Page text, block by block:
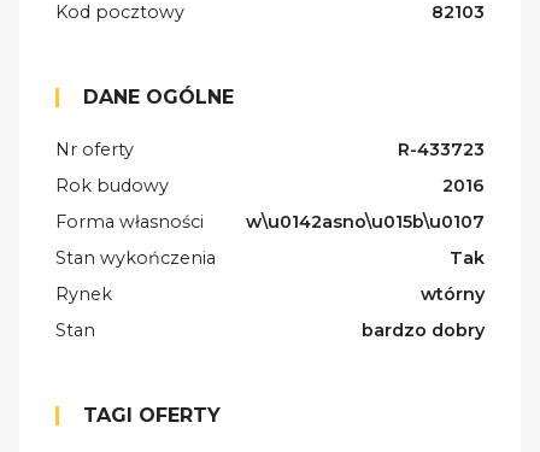
Kod pocztowy
82103
DANE OGÓLNE
Nr oferty
R-433723
Rok budowy
2016
Forma własności
w\u0142asno\u015b\u0107
Stan wykończenia
Tak
Rynek
wtórny
Stan
bardzo dobry
TAGI OFERTY